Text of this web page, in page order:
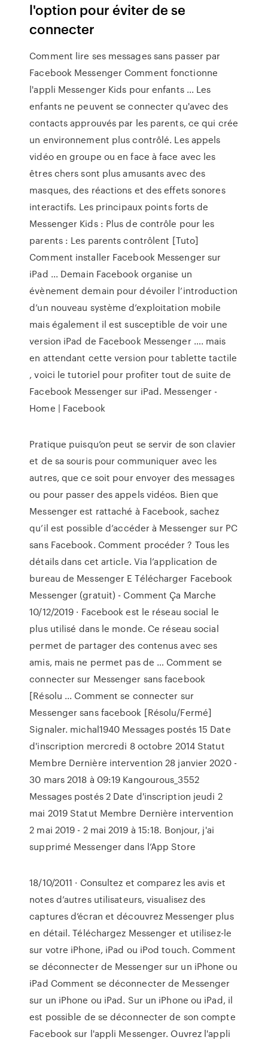
l'option pour éviter de se
connecter
Comment lire ses messages sans passer par
Facebook Messenger Comment fonctionne
l'appli Messenger Kids pour enfants ... Les
enfants ne peuvent se connecter qu'avec des
contacts approuvés par les parents, ce qui crée
un environnement plus contrôlé. Les appels
vidéo en groupe ou en face à face avec les
êtres chers sont plus amusants avec des
masques, des réactions et des effets sonores
interactifs. Les principaux points forts de
Messenger Kids : Plus de contrôle pour les
parents : Les parents contrôlent [Tuto]
Comment installer Facebook Messenger sur
iPad ... Demain Facebook organise un
évènement demain pour dévoiler l’introduction
d’un nouveau système d’exploitation mobile
mais également il est susceptible de voir une
version iPad de Facebook Messenger …. mais
en attendant cette version pour tablette tactile
, voici le tutoriel pour profiter tout de suite de
Facebook Messenger sur iPad. Messenger -
Home | Facebook
Pratique puisqu’on peut se servir de son clavier
et de sa souris pour communiquer avec les
autres, que ce soit pour envoyer des messages
ou pour passer des appels vidéos. Bien que
Messenger est rattaché à Facebook, sachez
qu’il est possible d’accéder à Messenger sur PC
sans Facebook. Comment procéder ? Tous les
détails dans cet article. Via l’application de
bureau de Messenger E Télécharger Facebook
Messenger (gratuit) - Comment Ça Marche
10/12/2019 · Facebook est le réseau social le
plus utilisé dans le monde. Ce réseau social
permet de partager des contenus avec ses
amis, mais ne permet pas de … Comment se
connecter sur Messenger sans facebook
[Résolu ... Comment se connecter sur
Messenger sans facebook [Résolu/Fermé]
Signaler. michal1940 Messages postés 15 Date
d'inscription mercredi 8 octobre 2014 Statut
Membre Dernière intervention 28 janvier 2020 -
30 mars 2018 à 09:19 Kangourous_3552
Messages postés 2 Date d'inscription jeudi 2
mai 2019 Statut Membre Dernière intervention
2 mai 2019 - 2 mai 2019 à 15:18. Bonjour, j'ai
supprimé ‎Messenger dans l’App Store
18/10/2011 · ‎Consultez et comparez les avis et
notes d’autres utilisateurs, visualisez des
captures d’écran et découvrez Messenger plus
en détail. Téléchargez Messenger et utilisez-le
sur votre iPhone, iPad ou iPod touch. Comment
se déconnecter de Messenger sur un iPhone ou
iPad Comment se déconnecter de Messenger
sur un iPhone ou iPad. Sur un iPhone ou iPad, il
est possible de se déconnecter de son compte
Facebook sur l'appli Messenger. Ouvrez l'appli